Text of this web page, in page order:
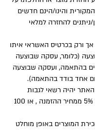
והינו/הינם חדשים
ניתנים להחזרה למלאי
ורק בכרטיס האשראי איתו
(כלומר, עסקה שבוצעה
בהתאמה, ועסקה שבוצעה
אחד בודד בהתאמה).
יהיה רשאי לגבות
מהמשתמש דמי ביטול בשיעור של 5% ממחיר ההזמנה , או 100
המוצרים באופן מוחלט